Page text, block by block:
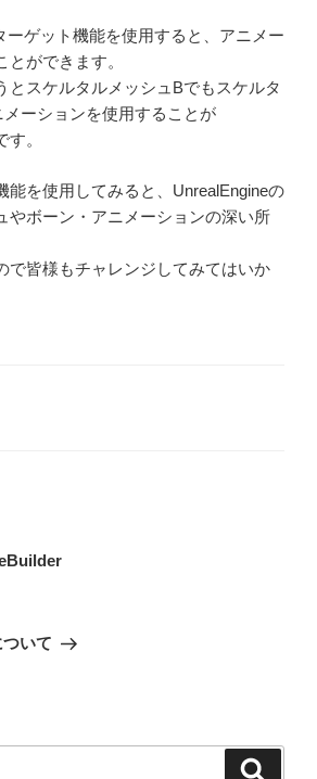
ーゲット機能を使用すると、アニメー
ができます。
とスケルタルメッシュBでもスケルタ
ーションを使用することが
。
能を使用してみると、UnrealEngineの
やボーン・アニメーションの深い所
で皆様もチャレンジしてみてはいか
いて